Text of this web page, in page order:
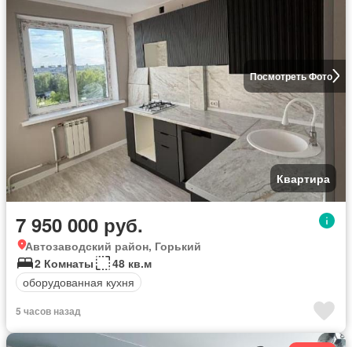
Посмотреть Фото
Квартира
7 950 000 руб.
Автозаводский район, Горький
2 Комнаты
48 кв.м
оборудованная кухня
5 часов назад